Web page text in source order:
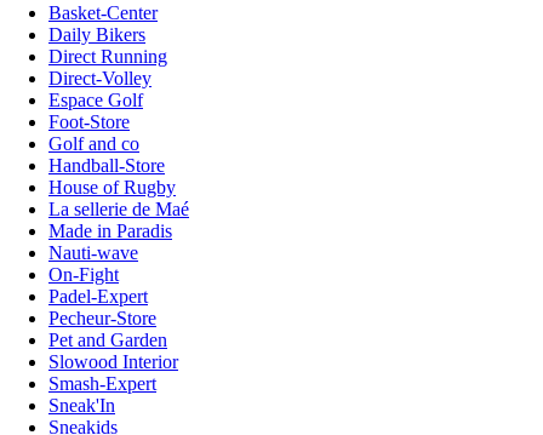
Basket-Center
Daily Bikers
Direct Running
Direct-Volley
Espace Golf
Foot-Store
Golf and co
Handball-Store
House of Rugby
La sellerie de Maé
Made in Paradis
Nauti-wave
On-Fight
Padel-Expert
Pecheur-Store
Pet and Garden
Slowood Interior
Smash-Expert
Sneak'In
Sneakids